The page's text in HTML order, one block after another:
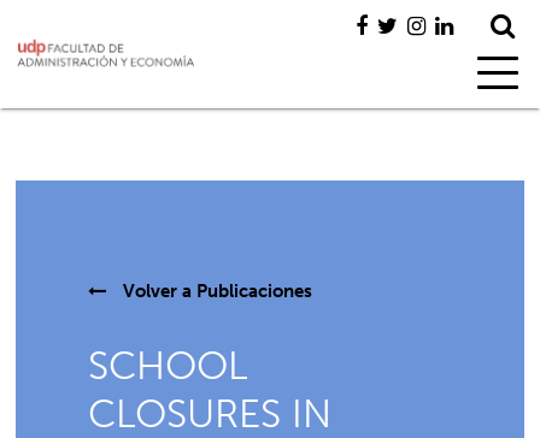
Volver a Publicaciones
SCHOOL
CLOSURES IN